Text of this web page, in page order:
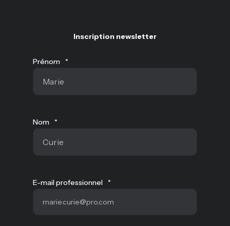
Inscription newsletter
Prénom *
Nom *
E-mail professionnel *